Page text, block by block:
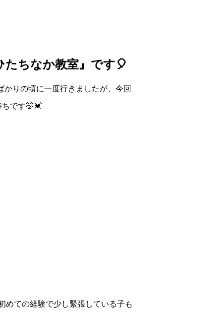
ちなか教室』です🎈
りの頃に一度行きましたが、今回
です🤭💓
めての経験で少し緊張している子も